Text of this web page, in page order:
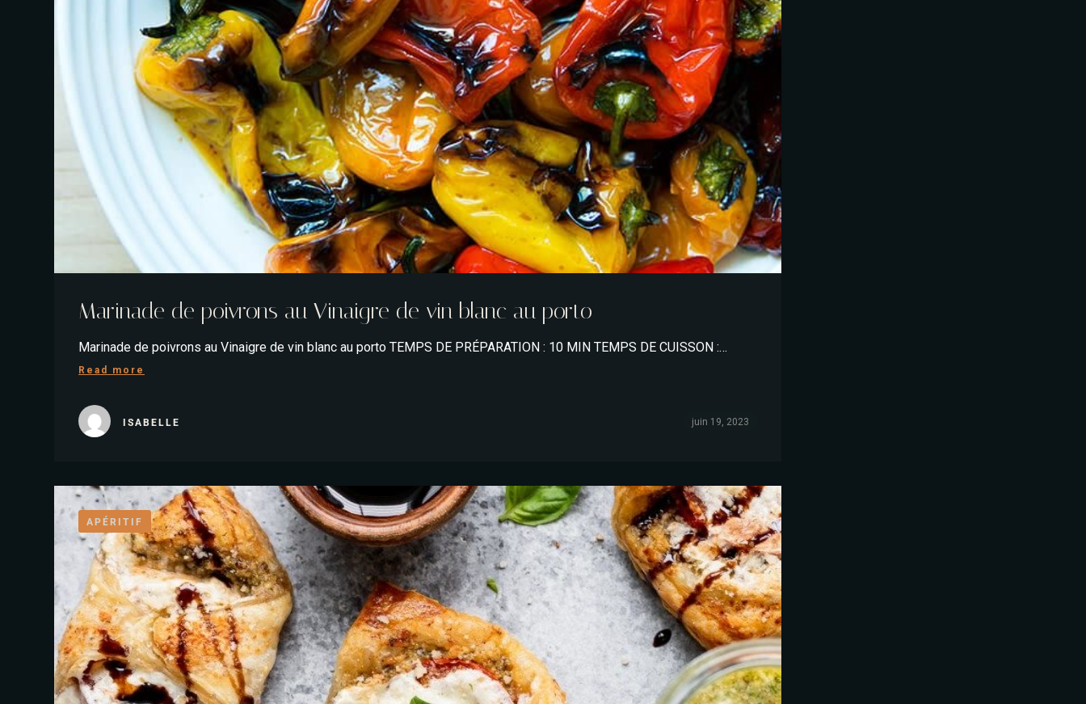
Marinade de poivrons au Vinaigre de vin blanc au porto
Marinade de poivrons au Vinaigre de vin blanc au porto TEMPS DE PRÉPARATION : 10 MIN TEMPS DE CUISSON :…
Read more
ISABELLE juin 19, 2023
APÉRITIF
Table Reservation
Envoyer le message